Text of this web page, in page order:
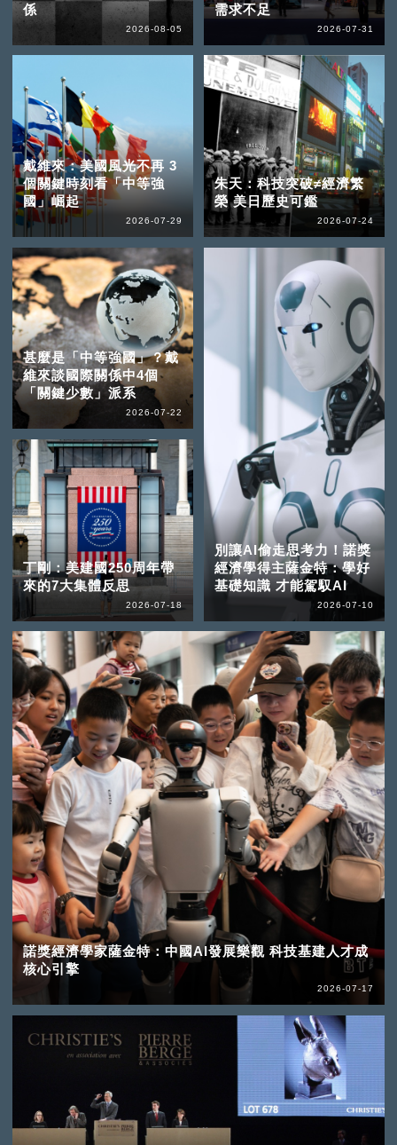
係
2026-08-05
需求不足
2026-07-31
戴維來：美國風光不再 3
個關鍵時刻看「中等強
國」崛起
2026-07-29
朱天：科技突破≠經濟繁
榮 美日歷史可鑑
2026-07-24
甚麼是「中等強國」？戴
維來談國際關係中4個
「關鍵少數」派系
2026-07-22
丁剛：美建國250周年帶
來的7大集體反思
2026-07-18
諾獎經濟學家薩金特：中國AI發展樂觀 科技基建人才成
核心引擎
2026-07-17
別讓AI偷走思考力！諾獎
經濟學得主薩金特：學好
基礎知識 才能駕馭AI
2026-07-10